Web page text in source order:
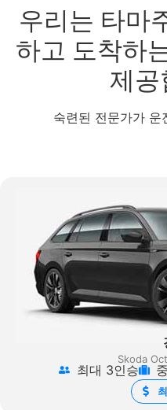
우리는 타마
하고 도착하
제공
숙련된 전문가가 운
Skoda
최대 3인승